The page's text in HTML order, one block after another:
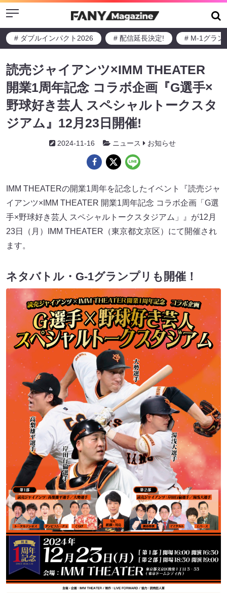
Menu
# ダブルインパクト2026 # 配信延長決定! # M-1グラン
読売ジャイアンツ×IMM THEATER
開業1周年記念 コラボ企画『G選手×
野球好き芸人 スペシャルトークスタ
ジアム』12月23日開催!
2024-11-16 ニュース お知らせ
IMM THEATERの開業1周年を記念したイベント『読売ジャ
イアンツ×IMM THEATER 開業1周年記念 コラボ企画「G選
手×野球好き芸人 スペシャルトークスタジアム」』が12月
23日（月）IMM THEATER（東京都文京区）にて開催され
ます。
ネタバトル・G-1グランプリも開催！